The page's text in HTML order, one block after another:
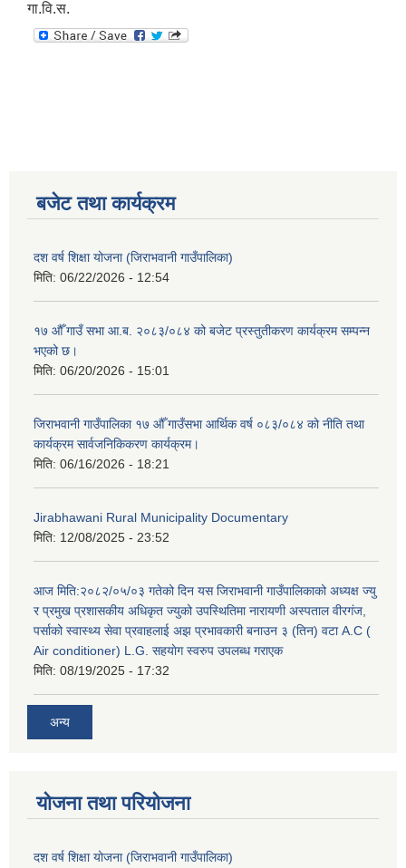
गा.वि.स.
बजेट तथा कार्यक्रम
दश वर्ष शिक्षा योजना (जिराभवानी गाउँपालिका)
मिति: 06/22/2026 - 12:54
१७ औँ गाउँ सभा आ.ब. २०८३/०८४ को बजेट प्रस्तुतीकरण कार्यक्रम सम्पन्न
भएको छ।
मिति: 06/20/2026 - 15:01
जिराभवानी गाउँपालिका १७ औँ गाउँसभा आर्थिक वर्ष ०८३/०८४ को नीति तथा
कार्यक्रम सार्वजनिकिकरण कार्यक्रम।
मिति: 06/16/2026 - 18:21
Jirabhawani Rural Municipality Documentary
मिति: 12/08/2025 - 23:52
आज मिति:२०८२/०५/०३ गतेको दिन यस जिराभवानी गाउँपालिकाको अध्यक्ष ज्यु
र प्रमुख प्रशासकीय अधिकृत ज्युको उपस्थितिमा नारायणी अस्पताल वीरगंज,
पर्साको स्वास्थ्य सेवा प्रवाहलाई अझ प्रभावकारी बनाउन ३ (तिन) वटा A.C (
Air conditioner) L.G. सहयाेग स्वरुप उपलब्ध गराएक
मिति: 08/19/2025 - 17:32
अन्य
योजना तथा परियोजना
दश वर्ष शिक्षा योजना (जिराभवानी गाउँपालिका)